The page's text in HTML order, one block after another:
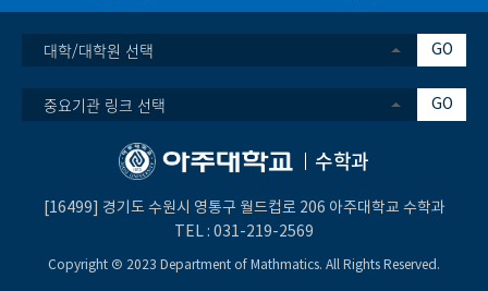
대학/대학원 선택 GO
중요기관 링크 선택 GO
수학과
[16499] 경기도 수원시 영통구 월드컵로 206 아주대학교 수학과
TEL : 031-219-2569
Copyright Ⓒ 2023 Department of Mathmatics. All Rights Reserved.